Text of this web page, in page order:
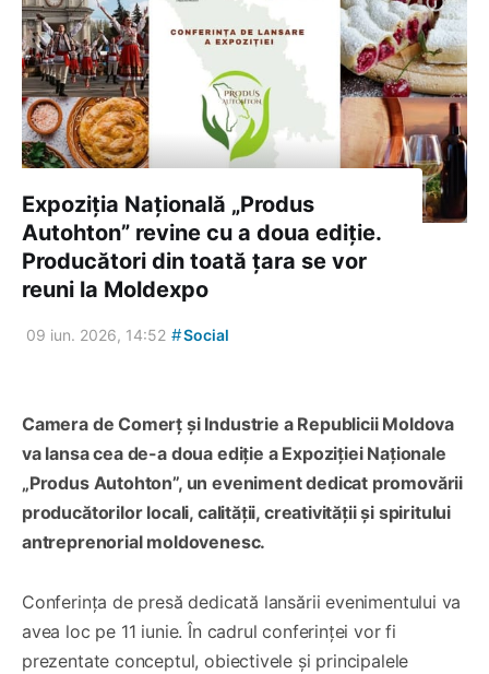
Expoziția Națională „Produs
Autohton” revine cu a doua ediție.
Producători din toată țara se vor
reuni la Moldexpo
09 iun. 2026, 14:52 #Social
Camera de Comerț și Industrie a Republicii Moldova
va lansa cea de-a doua ediție a Expoziției Naționale
„Produs Autohton”, un eveniment dedicat promovării
producătorilor locali, calității, creativității și spiritului
antreprenorial moldovenesc.
Conferința de presă dedicată lansării evenimentului va
avea loc pe 11 iunie. În cadrul conferinței vor fi
prezentate conceptul, obiectivele și principalele